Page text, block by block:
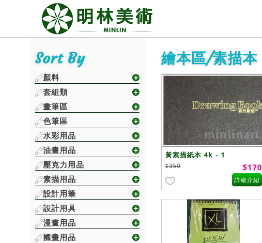
Sort By
顏料
套組類
畫筆區
色筆區
水彩用品
油畫用品
壓克力用品
素描用品
設計用筆
設計用具
漫畫用品
國畫用品
繪本區/素描本
黃素描紙本 4k - 1
$350 $170
詳細介紹